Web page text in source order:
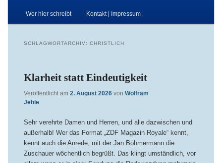
Wer hier schreibt Kontakt | Impressum
SCHLAGWORTARCHIV: CHRISTLICH
Klarheit statt Eindeutigkeit
Veröffentlicht am 2. August 2026 von Wolfram
Jehle
Sehr verehrte Damen und Herren, und alle dazwischen und
außerhalb! Wer das Format „ZDF Magazin Royale“ kennt,
kennt auch die Anrede, mit der Jan Böhmermann die
Zuschauer wöchentlich begrüßt. Das klingt umständlich, vor